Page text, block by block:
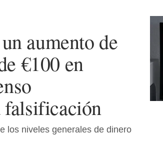
aumento de
€100 en
falsificación
los niveles generales de dinero